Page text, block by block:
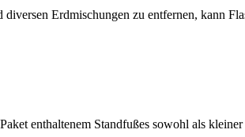
Erdmischungen zu entfernen, kann
enthaltenem Standfußes sowohl als